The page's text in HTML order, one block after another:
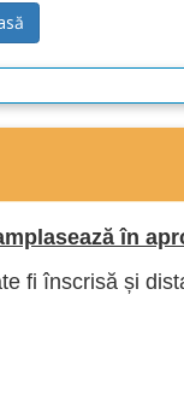
în
fi înscrisă și